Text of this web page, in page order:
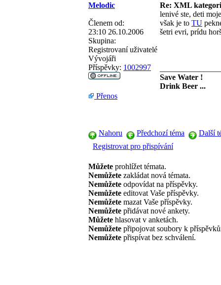
Melodic Re: XML
Členem od:
23:10 26.10.2006
Skupina:
Registrovaní uživatelé
Vývojáři
Příspěvky: 1002997
lenivé ste, deti
však je to TU
šetri evri, prídu
Save Water !
Drink Beer ...
Přenos
Nahoru Předchozí téma
Další
Registrovat pro přispívání
Můžete prohlížet témata.
Nemůžete zakládat nová témata.
Nemůžete odpovídat na příspěvky.
Nemůžete editovat Vaše příspěvky.
Nemůžete mazat Vaše příspěvky.
Nemůžete přidávat nové ankety.
Můžete hlasovat v anketách.
Nemůžete připojovat soubory k
Nemůžete přispívat bez schválení.